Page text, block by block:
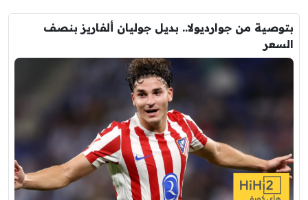
بتوصية من جوارديولا.. بديل جوليان ألفاريز بنصف
السعر